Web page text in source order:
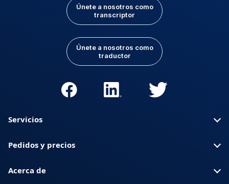
Únete a nosotros como
transcriptor
Únete a nosotros como
traductor
Servicios
Pedidos y precios
Acerca de